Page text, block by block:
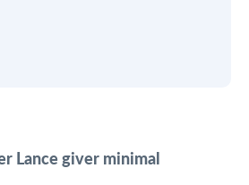
Lance giver minimal